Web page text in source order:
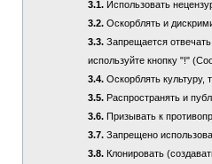
3.1.Использовать
3.2.Оскорблять и
3.3.Запрещается
используйте кнопку "!"
3.4.Оскорблять культуру,
3.5.Распространять и
3.6.Призывать к
3.7.Запрещено
3.8.Клонировать